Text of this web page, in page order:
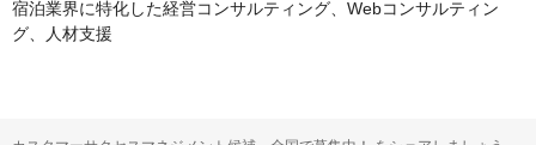
宿泊業界に特化した経営コンサルティング、Webコンサルティン
グ、人材支援